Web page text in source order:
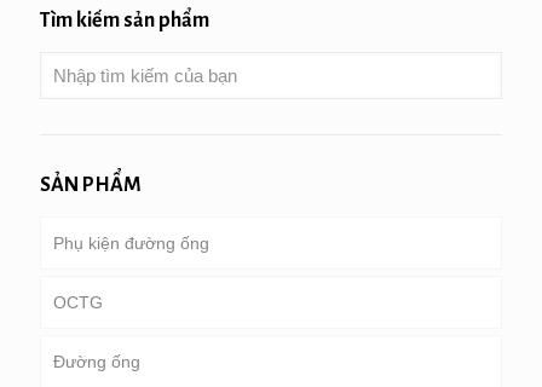
Tìm kiếm sản phẩm
SẢN PHẨM
Phụ kiện đường ống
OCTG
Ống & vỏ bọc
Đường ống